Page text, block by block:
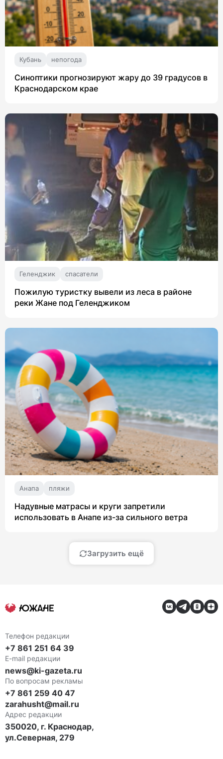
Кубань непогода
Синоптики прогнозируют жару до 39 градусов в
Краснодарском крае
Геленджик спасатели
Пожилую туристку вывели из леса в районе
реки Жане под Геленджиком
Анапа пляжи
Надувные матрасы и круги запретили
использовать в Анапе из-за сильного ветра
Загрузить ещё
Телефон редакции
+7 861 251 64 39
E-mail редакции
news@ki-gazeta.ru
По вопросам рекламы
+7 861 259 40 47
zarahusht@mail.ru
Адрес редакции
350020, г. Краснодар,
ул.Северная, 279